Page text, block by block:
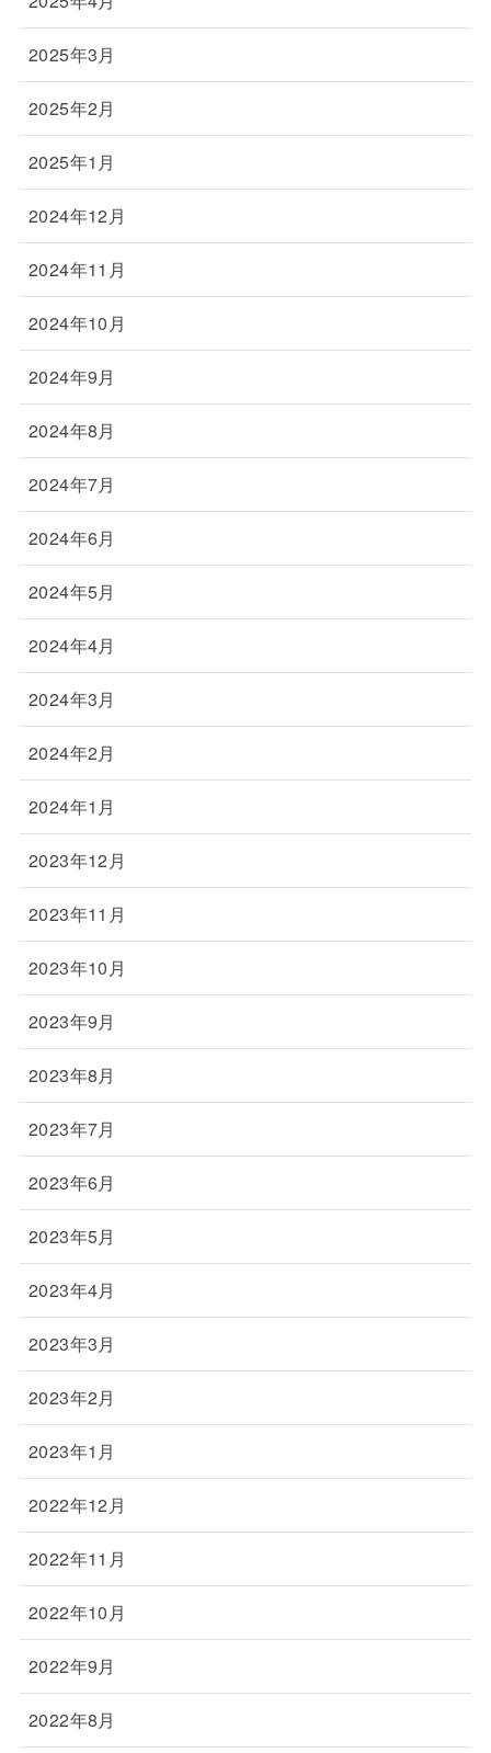
2025年3月
2025年2月
2025年1月
2024年12月
2024年11月
2024年10月
2024年9月
2024年8月
2024年7月
2024年6月
2024年5月
2024年4月
2024年3月
2024年2月
2024年1月
2023年12月
2023年11月
2023年10月
2023年9月
2023年8月
2023年7月
2023年6月
2023年5月
2023年4月
2023年3月
2023年2月
2023年1月
2022年12月
2022年11月
2022年10月
2022年9月
2022年8月